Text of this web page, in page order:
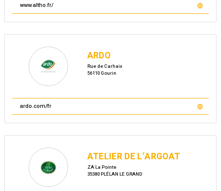
www.altho.fr/
ARDO
Rue de Carhaix
56110 Gourin
ardo.com/fr
ATELIER DE L’ARGOAT
ZA La Pointe
35380 PLÉLAN LE GRAND